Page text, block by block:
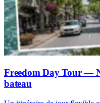
Freedom Day Tour —
bateau